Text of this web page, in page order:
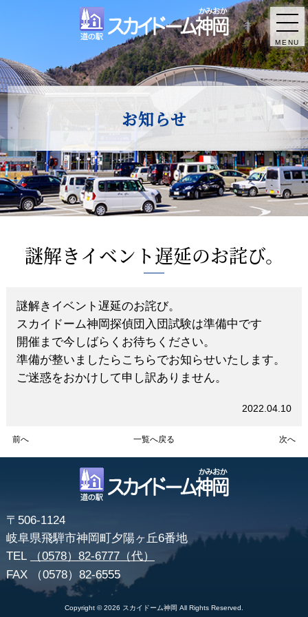
MENU
お知らせ
謎解きイベント遅延のお詫び。
謎解きイベント遅延のお詫び。
スカイドーム神岡探偵団入団試験は準備中です
開催まで今しばらくお待ちください。
準備が整いましたらこちらでお知らせいたします。
ご迷惑をおかけして申し訳ありません。
2022.04.10
前へ 一覧へ戻る 次へ
〒506-1124
岐阜県飛騨市神岡町夕陽ヶ丘6番地
TEL
（0578）82-6777（代）
FAX
（0578）82-6555
Copyright ©2026 スカイドーム神岡 All Rights Reserved.